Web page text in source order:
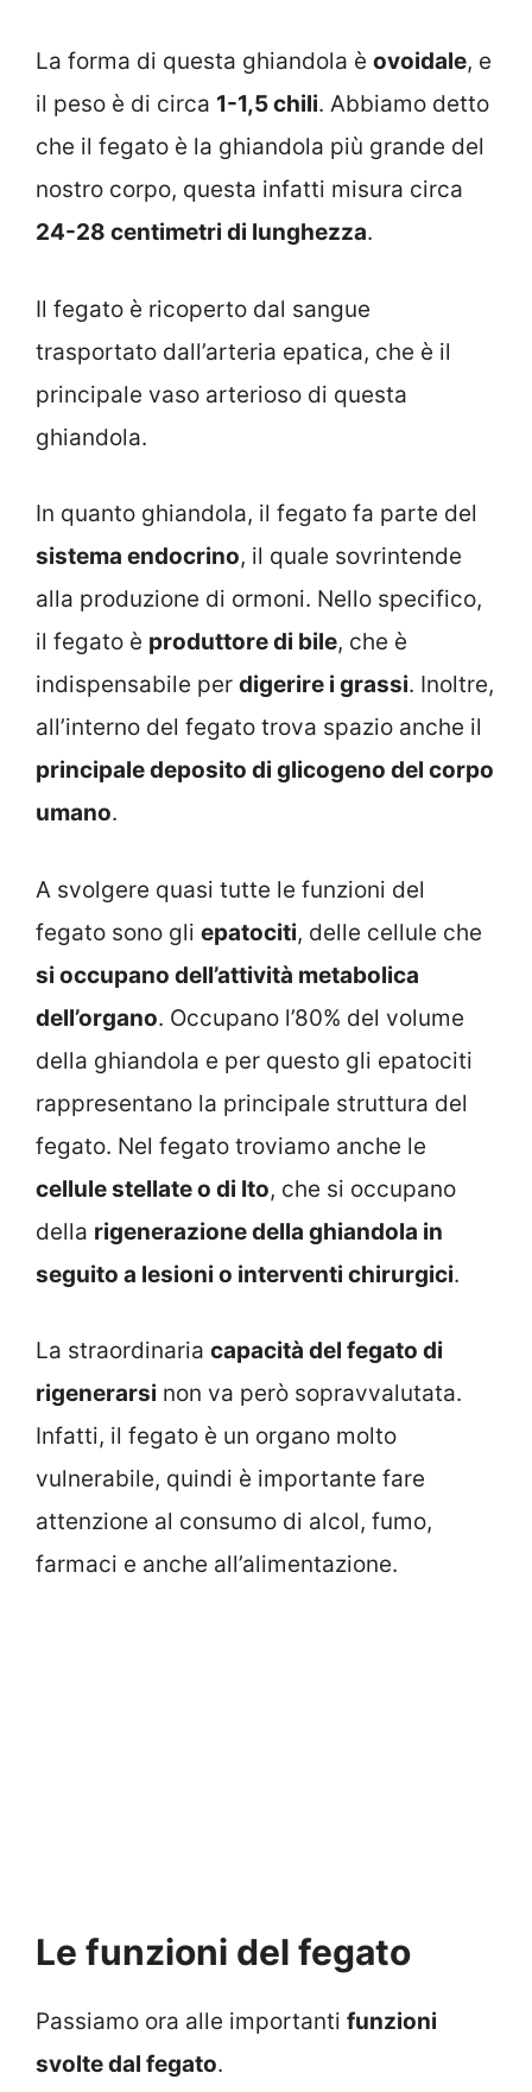
La forma di questa ghiandola è ovoidale, e
il peso è di circa 1-1,5 chili. Abbiamo detto
che il fegato è la ghiandola più grande del
nostro corpo, questa infatti misura circa
24-28 centimetri di lunghezza.
Il fegato è ricoperto dal sangue
trasportato dall’arteria epatica, che è il
principale vaso arterioso di questa
ghiandola.
In quanto ghiandola, il fegato fa parte del
sistema endocrino, il quale sovrintende
alla produzione di ormoni. Nello specifico,
il fegato è produttore di bile, che è
indispensabile per digerire i grassi. Inoltre,
all’interno del fegato trova spazio anche il
principale deposito di glicogeno del corpo
umano.
A svolgere quasi tutte le funzioni del
fegato sono gli epatociti, delle cellule che
si occupano dell’attività metabolica
dell’organo. Occupano l’80% del volume
della ghiandola e per questo gli epatociti
rappresentano la principale struttura del
fegato. Nel fegato troviamo anche le
cellule stellate o di Ito, che si occupano
della rigenerazione della ghiandola in
seguito a lesioni o interventi chirurgici.
La straordinaria capacità del fegato di
rigenerarsi non va però sopravvalutata.
Infatti, il fegato è un organo molto
vulnerabile, quindi è importante fare
attenzione al consumo di alcol, fumo,
farmaci e anche all’alimentazione.
Le funzioni del fegato
Passiamo ora alle importanti funzioni
svolte dal fegato.